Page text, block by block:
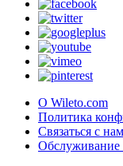
О Wileto.com
Политика
Связаться с
Обслуживание